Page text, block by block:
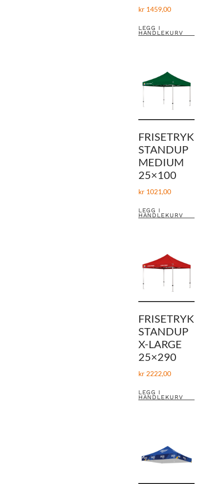
kr1459,00
LEGG I
HANDLEKURV
FRISETRYK
STANDUP
MEDIUM
25×100
kr1021,00
LEGG I
HANDLEKURV
FRISETRYK
STANDUP
X-LARGE
25×290
kr2222,00
LEGG I
HANDLEKURV